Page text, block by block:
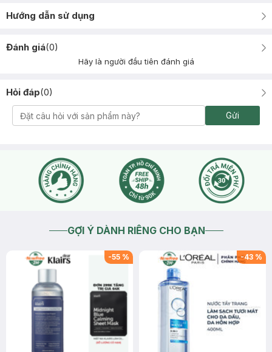
Hướng dẫn sử dụng
Đánh giá(0)
Hãy là người đầu tiên đánh giá
Hỏi đáp(0)
Gửi
GỢI Ý DÀNH RIÊNG CHO BẠN
-55 % -43 %